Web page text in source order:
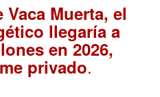
Muerta, el
llegaría a
en 2026,
privado.